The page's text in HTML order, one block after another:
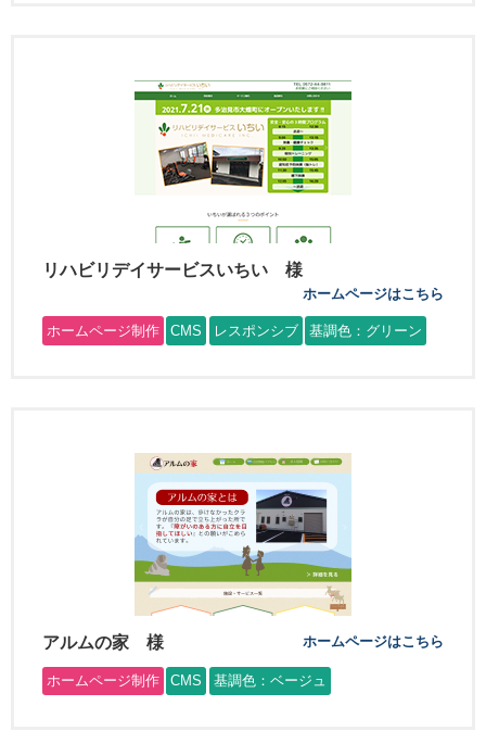
リハビリデイサービスいちい 様
ホームページはこちら
ホームページ制作 CMS レスポンシブ 基調色：グリーン
アルムの家 様 ホームページはこちら
ホームページ制作 CMS 基調色：ベージュ